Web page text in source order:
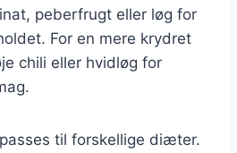
peberfrugt eller løg for
For en mere krydret
chili eller hvidløg for
til forskellige diæter.